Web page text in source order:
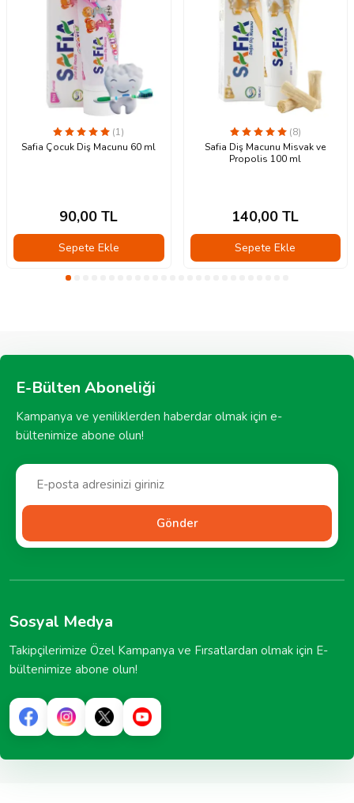
(1)
Safia Çocuk Diş Macunu 60 ml
90,00 TL
Sepete Ekle
(8)
Safia Diş Macunu Misvak ve
Propolis 100 ml
140,00 TL
Sepete Ekle
E-Bülten Aboneliği
Kampanya ve yeniliklerden haberdar olmak için e-
bültenimize abone olun!
Gönder
Sosyal Medya
Takipçilerimize Özel Kampanya ve Fırsatlardan olmak için E-
bültenimize abone olun!